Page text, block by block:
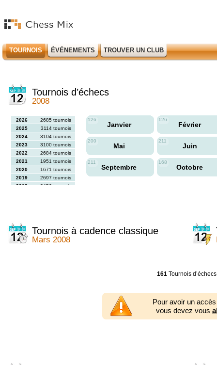
TOURNOIS ÉVÉNEMENTS TROUVER UN CLUB
Tournois d’échecs
2008
2026
2685 tournois
2025
3114 tournois
2024
3104 tournois
2023
3100 tournois
2022
2684 tournois
2021
1951 tournois
2020
1671 tournois
2019
2697 tournois
2018
2456 tournois
2013
2353 tournois
2012
2556 tournois
2011
2671 tournois
126
Janvier
126
Février
200
Mai
211
Juin
211
Septembre
168
Octobre
Tournois à cadence classique
Mars 2008
161 Tournois d’échecs
Pour avoir un
vous devez vous